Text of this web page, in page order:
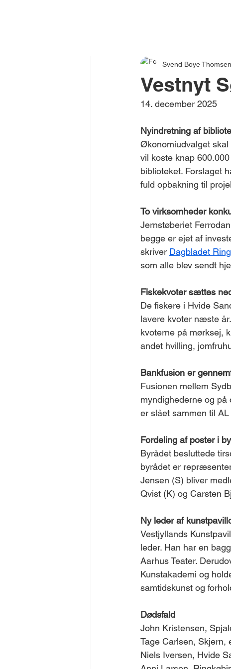
Vestnyt
Svend Boye Thomsen
14. december 2025​​​​​​​​​​​​​​​​​​​​​​​​​​​​​​​​​​​​​​​​​​​​​​​​​​​​​​​​​​​​
Nyindretning af
Økonomiudvalget skal
vil koste knap
biblioteket. Forslaget
fuld opbakning til
To virksomheder
Jernstøberiet
begge er ejet af
skriver Dagbladet
som alle blev sendt
Fiskekvoter sættes
De fiskere i Hvide
lavere kvoter næste
kvoterne på mørksej,
andet hvilling,
Bankfusion er
Fusionen mellem
myndighederne og på
er slået sammen til
Fordeling af poster i
Byrådet besluttede
byrådet er
Jensen (S) bliver
Qvist (K) og Carsten
Ny leder af
Vestjyllands
leder. Han har en
Aarhus Teater.
Kunstakademi og
samtidskunst og
​Dødsfald ​​​
John Kristensen,
Tage Carlsen, Skjern,
Niels Iversen, Hvide